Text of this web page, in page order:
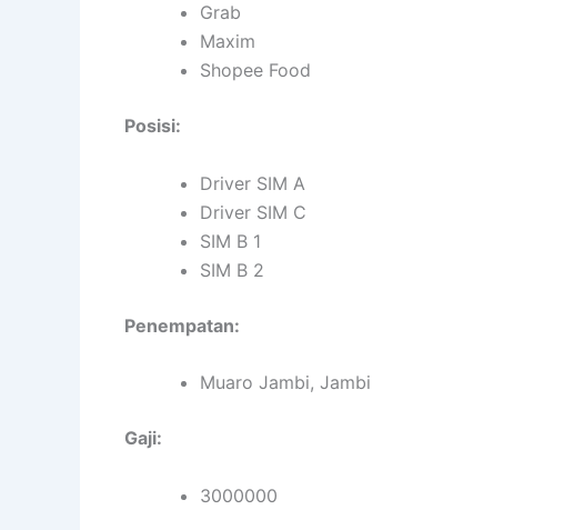
Grab
Maxim
Shopee Food
Posisi:
Driver SIM A
Driver SIM C
SIM B 1
SIM B 2
Penempatan:
Muaro Jambi, Jambi
Gaji:
3000000